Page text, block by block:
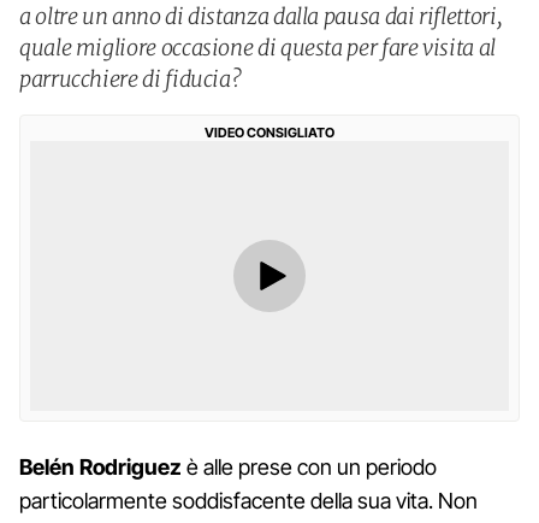
a oltre un anno di distanza dalla pausa dai riflettori,
quale migliore occasione di questa per fare visita al
parrucchiere di fiducia?
VIDEO CONSIGLIATO
Belén Rodriguez è alle prese con un periodo
particolarmente soddisfacente della sua vita. Non